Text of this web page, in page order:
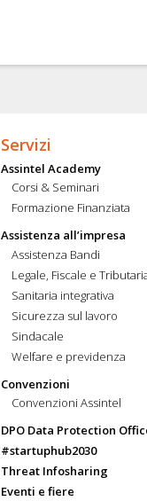
Servizi
Assintel Academy
Corsi & Seminari
Formazione Finanziata
Assistenza all’impresa
Assistenza Bandi
Legale, Fiscale e
Sanitaria integrativa
Sicurezza sul lavoro
Sindacale
Welfare e previdenza
Convenzioni
Convenzioni Assintel
DPO Data Protection
#startuphub2030
Threat Infosharing
Eventi e fiere